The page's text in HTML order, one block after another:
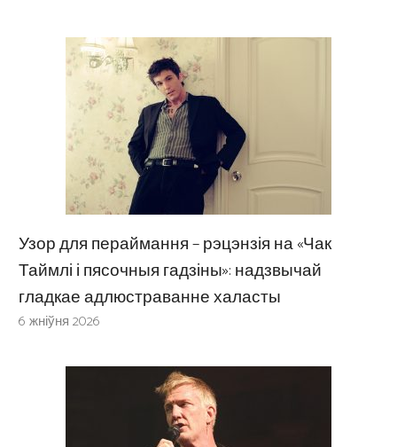
Узор для пераймання – рэцэнзія на «Чак
Таймлі і пясочныя гадзіны»: надзвычай
гладкае адлюстраванне халасты
6 жніўня 2026